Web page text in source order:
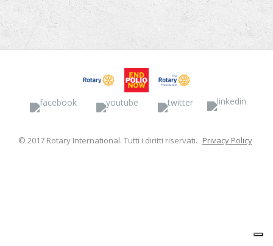
Facebook YouTube Twitter
© 2017 Rotary International. Tutti i diritti riservati. Privacy Policy